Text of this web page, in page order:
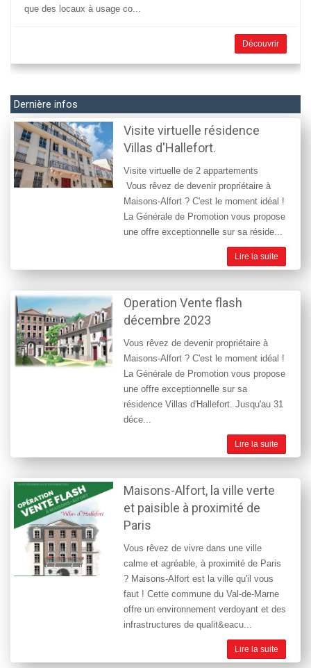
que des locaux à usage co...
Découvrir
Dernière infos
Visite virtuelle résidence
Villas d'Hallefort.
Visite virtuelle de 2 appartements
Vous rêvez de devenir propriétaire à
Maisons-Alfort ? C'est le moment idéal !
La Générale de Promotion vous propose
une offre exceptionnelle sur sa réside...
Lire la suite
Operation Vente flash
décembre 2023
Vous rêvez de devenir propriétaire à
Maisons-Alfort ? C'est le moment idéal !
La Générale de Promotion vous propose
une offre exceptionnelle sur sa
résidence Villas d'Hallefort. Jusqu'au 31
déce...
Lire la suite
Maisons-Alfort, la ville verte
et paisible à proximité de
Paris
Vous rêvez de vivre dans une ville
calme et agréable, à proximité de Paris
? Maisons-Alfort est la ville qu'il vous
faut ! Cette commune du Val-de-Marne
offre un environnement verdoyant et des
infrastructures de qualit&eacu...
Lire la suite